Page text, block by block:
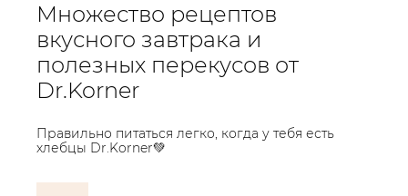
Множество рецептов
вкусного завтрака и
полезных перекусов от
Dr.Korner
Правильно питаться легко, когда у тебя есть
хлебцы Dr.Korner💚